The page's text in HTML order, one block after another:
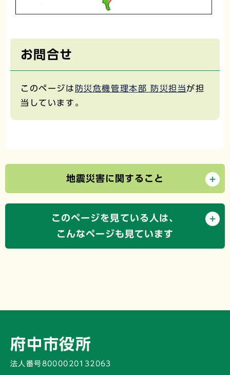
お問合せ
このページは 防災危機管理本部 防災担当が担
当しています。
地震災害に関すること
このページを見ている人は、
こんなページも見ています
府中市役所
法人番号8000020132063